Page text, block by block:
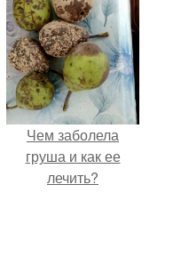
Чем заболела
груша и как ее
лечить?